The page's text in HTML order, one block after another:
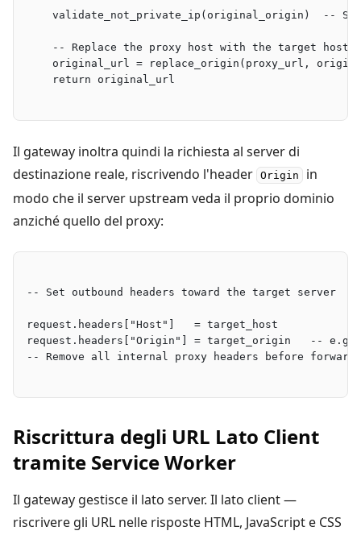
validate_not_private_ip(original_origin)  --
-- Replace the proxy host with the target host,
original_url = replace_origin(proxy_url,
    return original_url
Il gateway inoltra quindi la richiesta al server di
destinazione reale, riscrivendo l'header Origin
in
modo che il server upstream veda il proprio dominio
anziché quello del proxy:
-- Set outbound headers toward the target server
request.headers["Host"]   = target_host
request.headers["Origin"] = target_origin   -- e.g.
-- Remove all internal proxy headers before
Riscrittura degli URL Lato Client
tramite Service Worker
Il gateway gestisce il lato server. Il lato client —
riscrivere gli URL nelle risposte HTML, JavaScript e CSS